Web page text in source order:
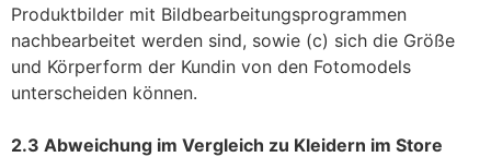
Produktbilder mit Bildbearbeitungsprogrammen
nachbearbeitet werden sind, sowie (c) sich die Größe
und Körperform der Kundin von den Fotomodels
unterscheiden können.
2.3 Abweichung im Vergleich zu Kleidern im Store